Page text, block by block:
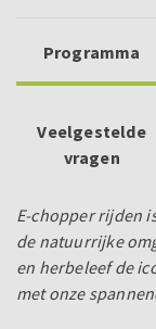
Programma
Veelgestelde
vragen
E-chopper rijden
de natuurrijke
en herbeleef de
met onze